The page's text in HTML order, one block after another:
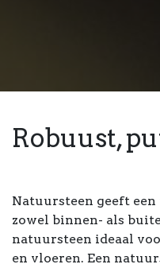
Robuust,
Natuursteen geeft
zowel binnen- als
natuursteen ideaal
en vloeren. Een